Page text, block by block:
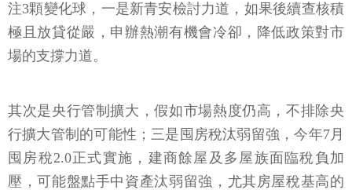
注3顆變化球，一是新青安檢討力道，如果後續查核積
極且放貸從嚴，申辦熱潮有機會冷卻，降低政策對市
場的支撐力道。
其次是央行管制擴大，假如市場熱度仍高，不排除央
行擴大管制的可能性；三是囤房稅汰弱留強，今年7月
囤房稅2.0正式實施，建商餘屋及多屋族面臨稅負加
壓，可能盤點手中資產汰弱留強，尤其房屋稅基高的